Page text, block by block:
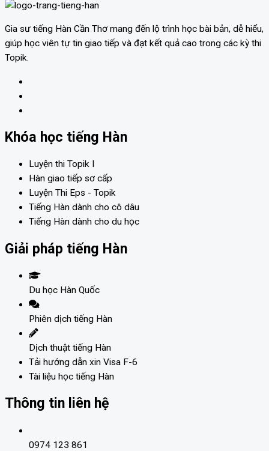
Gia sư tiếng Hàn Cần Thơ mang đến lộ trình học bài bản, dễ hiểu,
giúp học viên tự tin giao tiếp và đạt kết quả cao trong các kỳ thi
Topik.
Khóa học tiếng Hàn
Luyện thi Topik I
Hàn giao tiếp sơ cấp
Luyện Thi Eps - Topik
Tiếng Hàn dành cho cô dâu
Tiếng Hàn dành cho du học
Giải pháp tiếng Hàn
Du học Hàn Quốc
Phiên dịch tiếng Hàn
Dịch thuật tiếng Hàn
Tải hướng dẫn xin Visa F-6
Tài liệu học tiếng Hàn
Thông tin liên hệ
0974 123 861